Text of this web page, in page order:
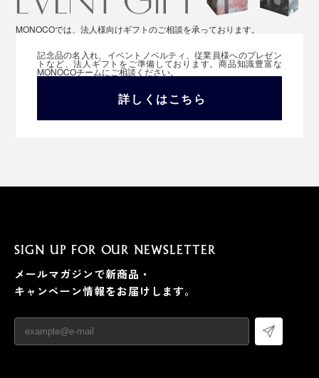
MONOCOでは、法人様向けギフトのご相談を承っております。
記念品の名入れ、イベントノベルティ、従業員様へのプレゼン
トなど、法人ギフトをご準備しております。商品知識豊富な
MONOCOチームにご相談ください。
詳しくはこちら
SIGN UP FOR OUR NEWSLETTER
メールマガジンで新商品・
キャンペーン情報をお届けします。